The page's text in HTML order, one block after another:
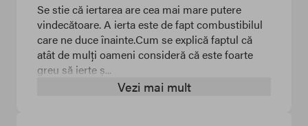
Se stie că iertarea are cea mai mare putere
vindecătoare. A ierta este de fapt combustibilul
care ne duce înainte.Cum se explică faptul că
atât de mulți oameni consideră că este foarte
greu să ierte ș...
Vezi mai mult